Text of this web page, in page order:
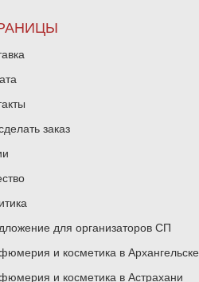
заказ
для организаторов СП
и косметика в Архангельске
и косметика в Астрахани